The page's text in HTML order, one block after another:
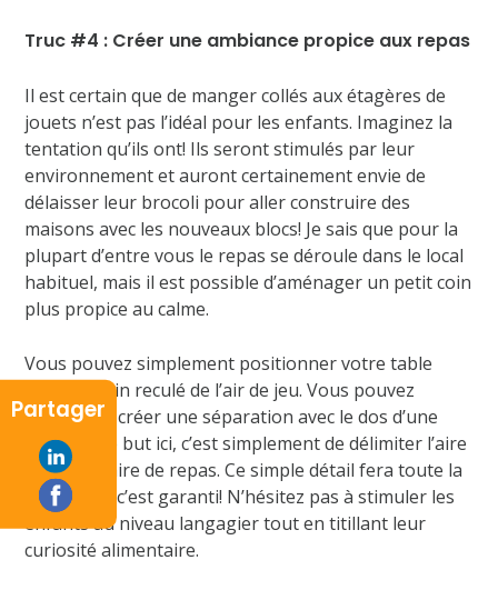
Truc #4 : Créer une ambiance propice aux repas
Il est certain que de manger collés aux étagères de
jouets n’est pas l’idéal pour les enfants. Imaginez la
tentation qu’ils ont! Ils seront stimulés par leur
environnement et auront certainement envie de
délaisser leur brocoli pour aller construire des
maisons avec les nouveaux blocs! Je sais que pour la
plupart d’entre vous le repas se déroule dans le local
habituel, mais il est possible d’aménager un petit coin
plus propice au calme.
Vous pouvez simplement positionner votre table
dans un coin reculé de l’air de jeu. Vous pouvez
également créer une séparation avec le dos d’une
étagère. Le but ici, c’est simplement de délimiter l’aire
de jeu et l’aire de repas. Ce simple détail fera toute la
différence, c’est garanti! N’hésitez pas à stimuler les
enfants au niveau langagier tout en titillant leur
curiosité alimentaire.
Partager